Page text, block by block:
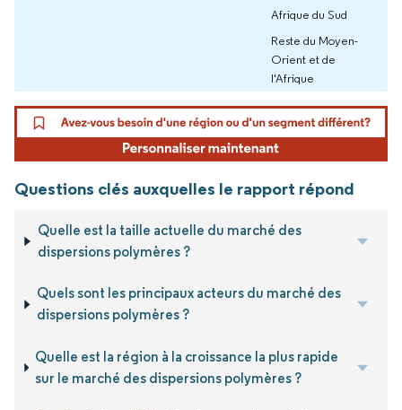
Afrique du Sud
Reste du Moyen-
Orient et de
l'Afrique
Questions clés auxquelles le rapport répond
Quelle est la taille actuelle du marché des
dispersions polymères ?
Quels sont les principaux acteurs du marché des
dispersions polymères ?
Quelle est la région à la croissance la plus rapide
sur le marché des dispersions polymères ?